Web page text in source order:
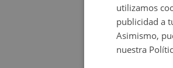
utilizamos
publicidad a
Asimismo,
nuestra